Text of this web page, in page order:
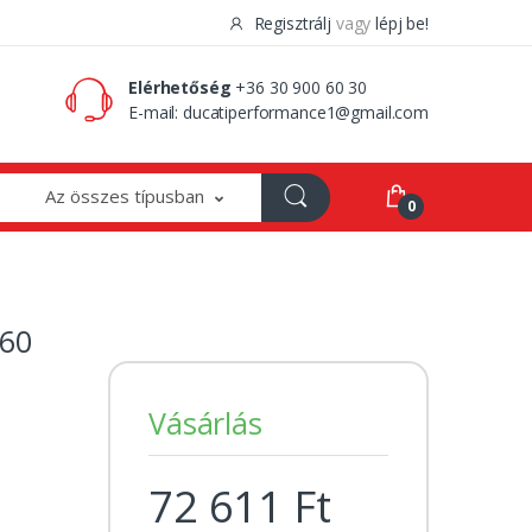
Regisztrálj vagy lépj be!
Elérhetőség +36 30 900 60 30
E-mail:ducatiperformance1@gmail.com
Az összes típusban 0
Vásárlás
72 611 Ft